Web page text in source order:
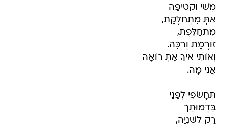
מֶשִׁי וּקְטִיפָה
אַתְּ מִתְחַלֶּקֶת,
מִתְחַלֶּפֶת,
זוֹרֶמֶת וְרַכָּה.
וְאוֹתִי אֵיךְ אַתְּ רוֹאָה
אֲנִי מָה.
תֵּחָשְׂפִי לְפָנַי
בִּדְמוּתֵךְ
רַק לִשְׁנִיָּה,